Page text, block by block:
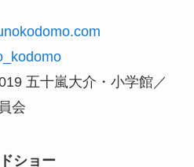
五十嵐大介・小学館／
会
ショー